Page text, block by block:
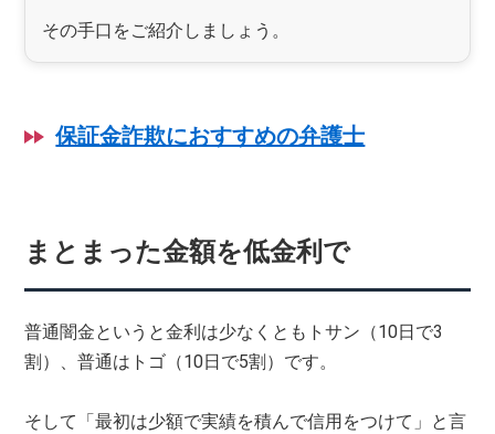
その手口をご紹介しましょう。
保証金詐欺におすすめの弁護士
まとまった金額を低金利で
普通闇金というと金利は少なくともトサン（10日で3
割）、普通はトゴ（10日で5割）です。
そして「最初は少額で実績を積んで信用をつけて」と言